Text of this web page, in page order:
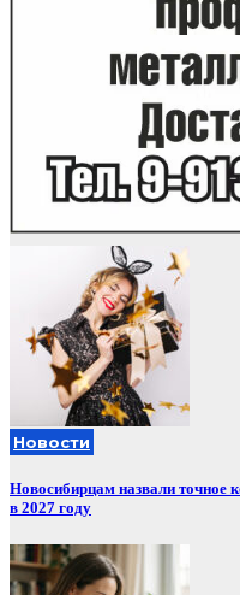
Новости
Новосибирцам назвали точное
в 2027 году